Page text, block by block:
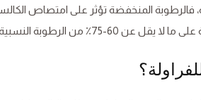
فالرطوبة المنخفضة تؤثر على امتصاص
الرطوبة النسبية للهواء.